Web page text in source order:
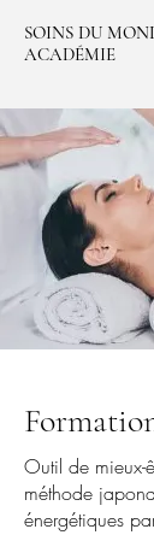
SOINS DU
ACADÉMIE
Outil de mieux-
méthode
énergétiques